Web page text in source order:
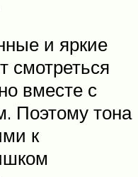
и яркие
смотреться
вместе с
Поэтому тона
к